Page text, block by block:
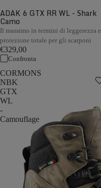
ADAK 6 GTX RR WL - Shark
Camo
Il massimo in termini di leggerezza e
protezione totale per gli scarponi
€329,00
Confronta
CORMONS
NBK
GTX
WL
-
Camouflage